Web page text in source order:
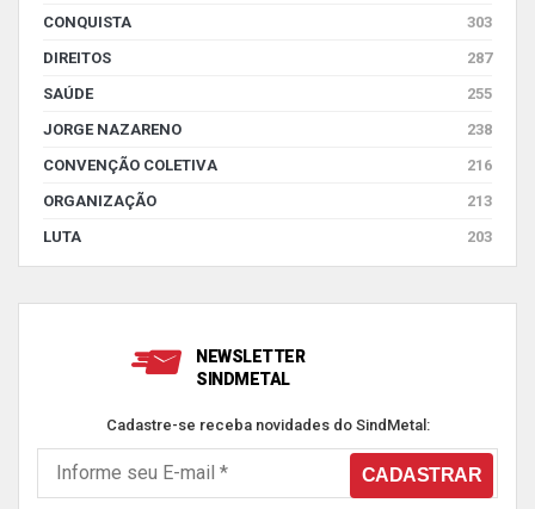
CONQUISTA
303
DIREITOS
287
SAÚDE
255
JORGE NAZARENO
238
CONVENÇÃO COLETIVA
216
ORGANIZAÇÃO
213
LUTA
203
NEWSLETTER
SINDMETAL
Cadastre-se receba novidades do SindMetal: